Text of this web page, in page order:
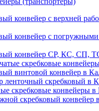
конвейер с верхней
конвейер с погружными
конвейер СР, КС, СП,
скребковые
винтовой конвейер в
ленточный скребковый в
скребковые конвейеры в
скребковый конвейер